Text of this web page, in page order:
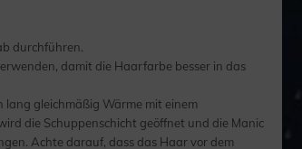
durchführen.
damit die Haarfarbe besser in das
gleichmäßig Wärme mit einem
die Schuppenschicht geöffnet und die Manic
Achte darauf, dass das Haar vor dem